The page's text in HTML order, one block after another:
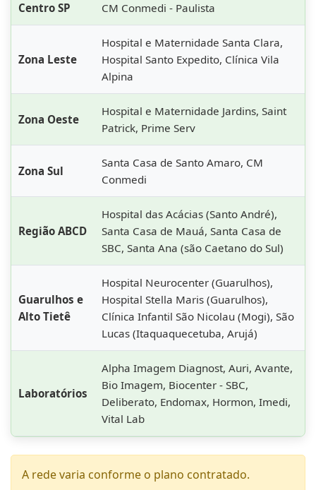
Centro SP CM Conmedi - Paulista
Zona Leste
Hospital e Maternidade Santa Clara,
Hospital Santo Expedito, Clínica Vila
Alpina
Zona Oeste
Hospital e Maternidade Jardins, Saint
Patrick, Prime Serv
Zona Sul
Santa Casa de Santo Amaro, CM
Conmedi
Região ABCD
Hospital das Acácias (Santo André),
Santa Casa de Mauá, Santa Casa de
SBC, Santa Ana (são Caetano do Sul)
Guarulhos e
Alto Tietê
Hospital Neurocenter (Guarulhos),
Hospital Stella Maris (Guarulhos),
Clínica Infantil São Nicolau (Mogi), São
Lucas (Itaquaquecetuba, Arujá)
Laboratórios
Alpha Imagem Diagnost, Auri, Avante,
Bio Imagem, Biocenter - SBC,
Deliberato, Endomax, Hormon, Imedi,
Vital Lab
A rede varia conforme o plano contratado.